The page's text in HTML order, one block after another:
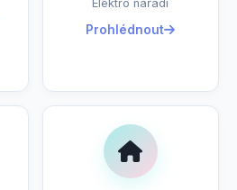
Elektro nářadí
Prohlédnout